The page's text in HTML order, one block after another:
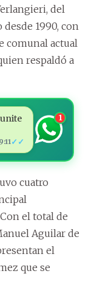
del
1990, con
comunal actual
respaldó a
✓✓
1
cuatro
el total de
Aguilar de
el
que se